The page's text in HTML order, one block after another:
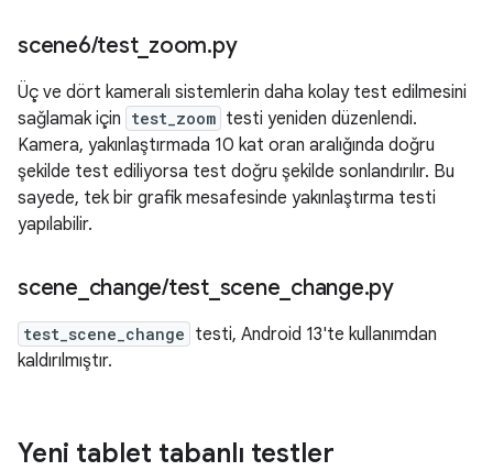
scene6/test_ zoom.py
Üç ve dört kameralı sistemlerin daha kolay test edilmesini
sağlamak için test_zoom testi yeniden düzenlendi.
Kamera, yakınlaştırmada 10 kat oran aralığında doğru
şekilde test ediliyorsa test doğru şekilde sonlandırılır. Bu
sayede, tek bir grafik mesafesinde yakınlaştırma testi
yapılabilir.
scene change/test_ scene change.py
test_scene_change testi, Android 13'te kullanımdan
kaldırılmıştır.
Yeni tablet tabanlı testler